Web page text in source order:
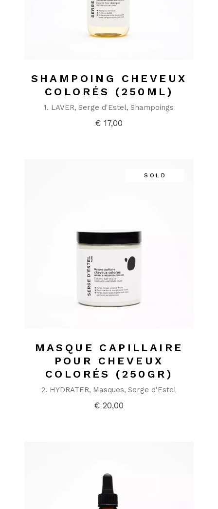
SHAMPOING CHEVEUX
COLORÉS (250ML)
1. LAVER Serge d'Estel Shampoings
€ 17,00
SOLD
MASQUE CAPILLAIRE
POUR CHEVEUX
COLORÉS (250GR)
2. HYDRATER Masques Serge d'Estel
€ 20,00